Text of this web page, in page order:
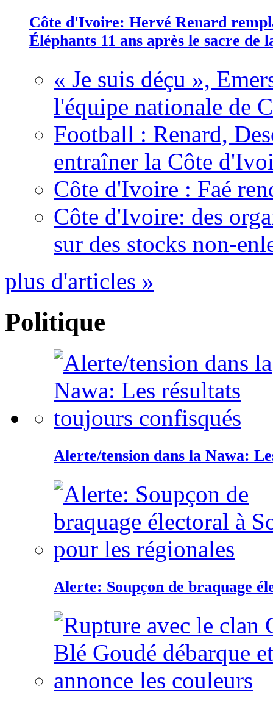
Côte d'Ivoire: Hervé Renard
Éléphants 11 ans après le sacre de
« Je suis déçu »,
l'équipe nationale de
Football : Renard,
entraîner la Côte
Côte d'Ivoire : Faé
Côte d'Ivoire: des
sur des stocks non-
plus d'articles »
Politique
Alerte/tension dans la Nawa:
Alerte: Soupçon de braquage